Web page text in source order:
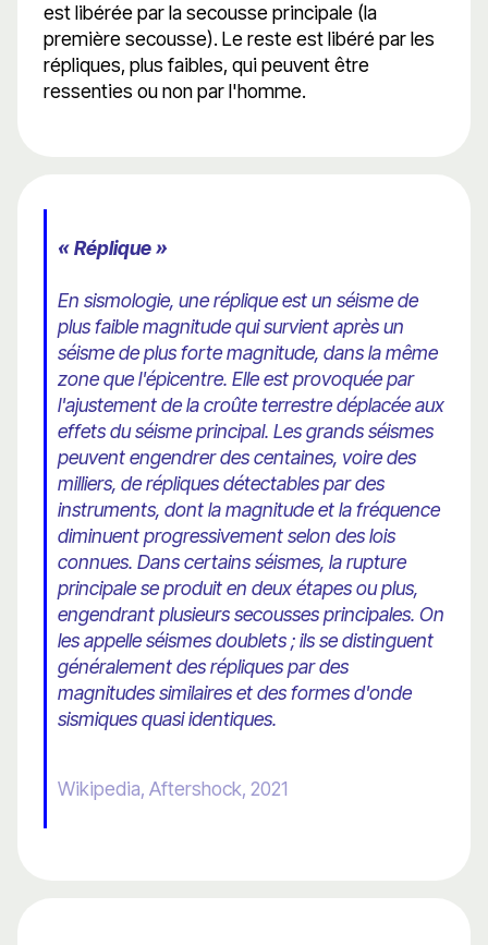
est libérée par la secousse principale (la
première secousse). Le reste est libéré par les
répliques, plus faibles, qui peuvent être
ressenties ou non par l'homme.
« Réplique »
En sismologie, une réplique est un séisme de
plus faible magnitude qui survient après un
séisme de plus forte magnitude, dans la même
zone que l'épicentre. Elle est provoquée par
l'ajustement de la croûte terrestre déplacée aux
effets du séisme principal. Les grands séismes
peuvent engendrer des centaines, voire des
milliers, de répliques détectables par des
instruments, dont la magnitude et la fréquence
diminuent progressivement selon des lois
connues. Dans certains séismes, la rupture
principale se produit en deux étapes ou plus,
engendrant plusieurs secousses principales. On
les appelle séismes doublets ; ils se distinguent
généralement des répliques par des
magnitudes similaires et des formes d'onde
sismiques quasi identiques.
Wikipedia, Aftershock, 2021